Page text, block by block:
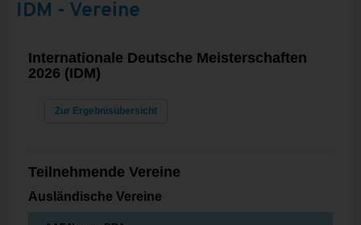
IDM - Vereine